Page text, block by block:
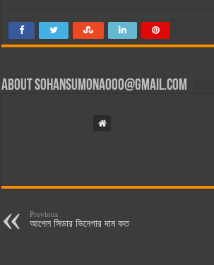
Aboutsohansumona000@gmail.com
Previous
আপেল সিডার ভিনেগার দাম কত